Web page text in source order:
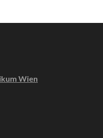
Wien